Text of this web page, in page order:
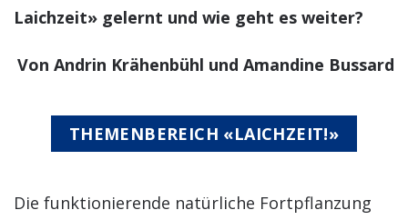
Laichzeit» gelernt und wie geht es weiter?
Von Andrin Krähenbühl und Amandine Bussard
THEMENBEREICH «LAICHZEIT!»
Die funktionierende natürliche Fortpflanzung